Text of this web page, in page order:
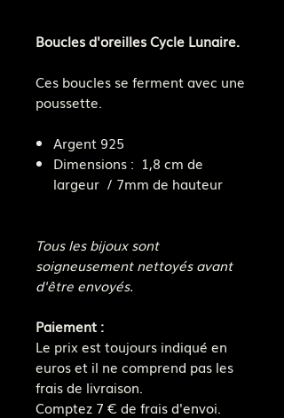
Boucles d'oreilles Cycle Lunaire.
Ces boucles se ferment avec une
poussette.
Argent 925
Dimensions : 1,8 cm de
largeur / 7mm de hauteur
Tous les bijoux sont
soigneusement nettoyés avant
d'être envoyés.
Paiement :
Le prix est toujours indiqué en
euros et il ne comprend pas les
frais de livraison.
Comptez 7 € de frais d'envoi.